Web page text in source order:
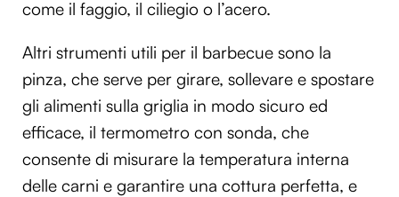
come il faggio, il ciliegio o l’acero.
Altri strumenti utili per il barbecue sono la
pinza, che serve per girare, sollevare e spostare
gli alimenti sulla griglia in modo sicuro ed
efficace, il termometro con sonda, che
consente di misurare la temperatura interna
delle carni e garantire una cottura perfetta, e